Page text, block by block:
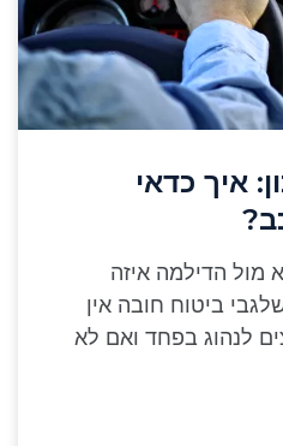
איך כדאי
הדילמה איזה
ביטוח חובה אין
לנהוג בפחד ואם לא